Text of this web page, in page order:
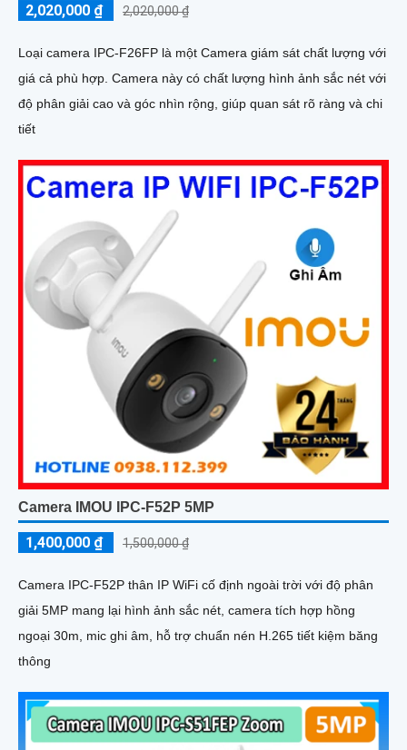
2,020,000 ₫ 2,020,000 ₫
Loại camera IPC-F26FP là một Camera giám sát chất lượng với
giá cả phù hợp. Camera này có chất lượng hình ảnh sắc nét với
độ phân giải cao và góc nhìn rộng, giúp quan sát rõ ràng và chi
tiết
Camera IMOU IPC-F52P 5MP
1,400,000 ₫ 1,500,000 ₫
Camera IPC-F52P thân IP WiFi cố định ngoài trời với độ phân
giải 5MP mang lại hình ảnh sắc nét, camera tích hợp hồng
ngoại 30m, mic ghi âm, hỗ trợ chuẩn nén H.265 tiết kiệm băng
thông